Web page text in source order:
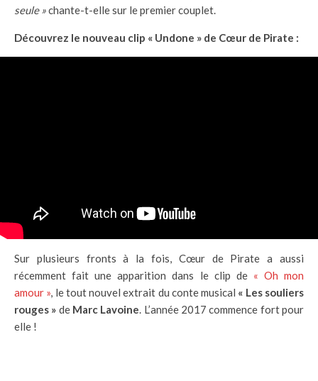
seule »chante-t-elle sur le premier couplet.
Découvrez le nouveau clip « Undone » de Cœur de Pirate :
Sur plusieurs fronts à la fois, Cœur de Pirate a aussi
récemment fait une apparition dans le clip de « Oh mon
amour », le tout nouvel extrait du conte musical « Les souliers
rouges » de Marc Lavoine. L’année 2017 commence fort pour
elle !